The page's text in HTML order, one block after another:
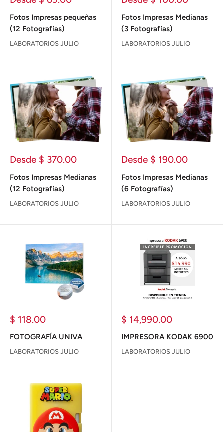
venta
Fotos Impresas pequeñas
(12 Fotografías)
LABORATORIOS JULIO
venta
Fotos Impresas Medianas
(3 Fotografías)
LABORATORIOS JULIO
Precio
venta
Desde $ 370.00
Fotos Impresas Medianas
(12 Fotografías)
LABORATORIOS JULIO
Precio
venta
Desde $ 190.00
Fotos Impresas Medianas
(6 Fotografías)
LABORATORIOS JULIO
Precio
venta
$ 118.00
FOTOGRAFÍA UNIVA
LABORATORIOS JULIO
Precio
venta
$ 14,990.00
IMPRESORA KODAK 6900
LABORATORIOS JULIO